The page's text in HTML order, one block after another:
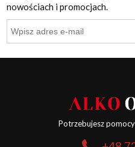
nowościach i promocjach.
Potrzebujesz